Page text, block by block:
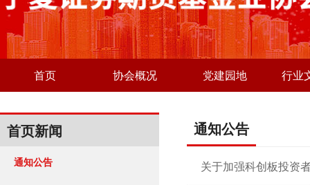
首页 协会概况 党建园地 行业
首页新闻
通知公告
通知公告
关于加强科创板投资